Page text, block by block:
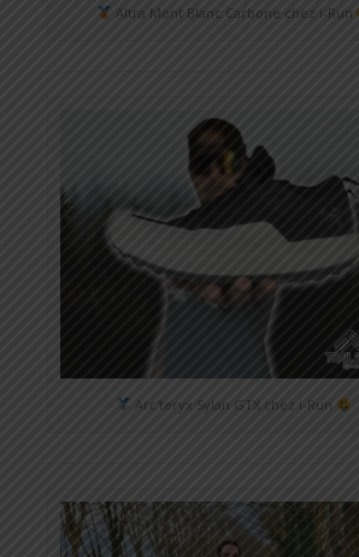
Altra Mont Blanc Carbone chez i-Run
Arc'teryx Sylan GTX chez i-Run